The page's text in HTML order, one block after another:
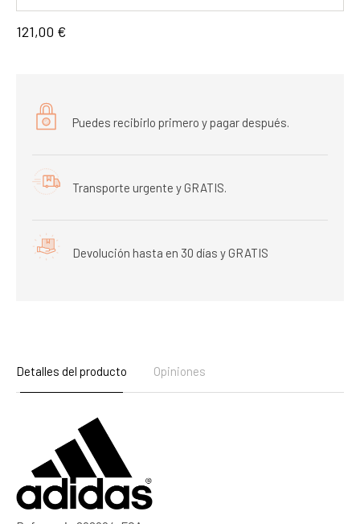
121,00 €
Puedes recibirlo primero y pagar después.
Transporte urgente y GRATIS.
Devolución hasta en 30 días y GRATIS
Detalles del producto Opiniones